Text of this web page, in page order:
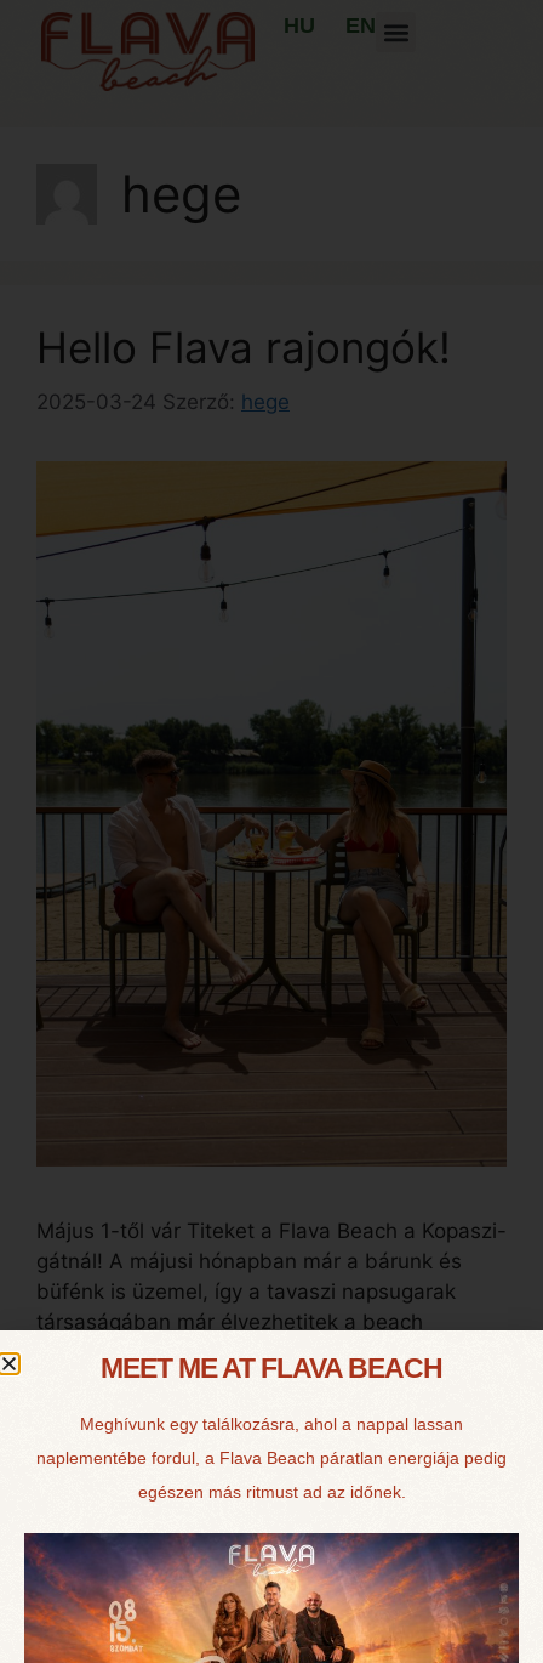
HU EN
hege
Hello Flava rajongók!
2025-03-24 Szerző: hege
Május 1-től vár Titeket a Flava Beach a Kopaszi-
gátnál! A májusi hónapban már a bárunk és
büfénk is üzemel, így a tavaszi napsugarak
társaságában már élvezhetitek a beach
hangulatot. Továbbá szeretnénk tájékoztatni
Titeket, hogy nyitvatartásunk a következőképp
alakul: Flava Beach Bár & Büfé: További kérdés
elérhetőségeken: Telefonszám: +36 30 …
Olvass tovább
Uncategorized
Hozzászólás
MEET ME AT FLAVA BEACH
Meghívunk egy találkozásra, ahol a nappal lassan
naplementébe fordul, a Flava Beach páratlan energiája pedig
egészen más ritmust ad az időnek.